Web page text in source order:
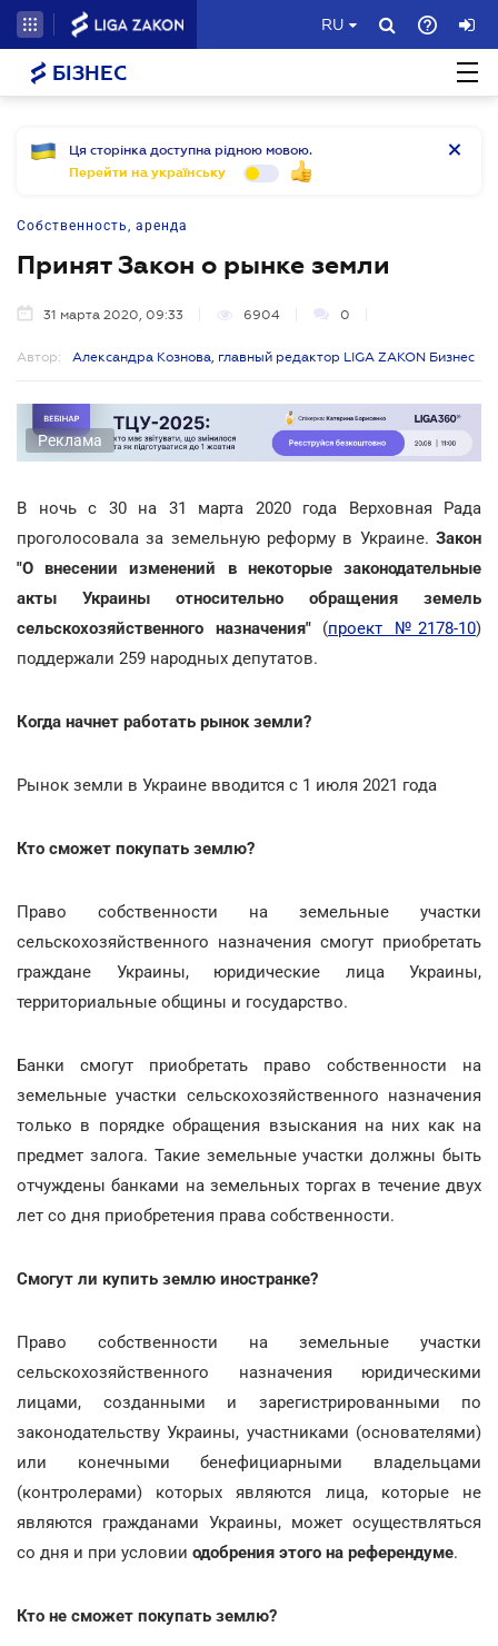
RU
БІЗНЕС
Ця сторінка доступна рідною мовою.
Перейти на українську
Собственность, аренда
Принят Закон о рынке земли
31 марта 2020, 09:33 6904 0
Автор: Александра Кознова, главный редактор LIGA ZAKON Бизнес
Реклама
В ночь с 30 на 31 марта 2020 года Верховная Рада
проголосовала за земельную реформу в Украине. Закон
"О внесении изменений в некоторые законодательные
акты Украины относительно обращения земель
сельскохозяйственного назначения"(проект №2178-10)
поддержали 259 народных депутатов.
Когда начнет работать рынок земли?
Рынок земли в Украине вводится с 1 июля 2021 года
Кто сможет покупать землю?
Право собственности на земельные участки
сельскохозяйственного назначения смогут приобретать
граждане Украины, юридические лица Украины,
территориальные общины и государство.
Банки смогут приобретать право собственности на
земельные участки сельскохозяйственного назначения
только в порядке обращения взыскания на них как на
предмет залога. Такие земельные участки должны быть
отчуждены банками на земельных торгах в течение двух
лет со дня приобретения права собственности.
Смогут ли купить землю иностранке?
Право собственности на земельные участки
сельскохозяйственного назначения юридическими
лицами, созданными и зарегистрированными по
законодательству Украины, участниками (основателями)
или конечными бенефициарными владельцами
(контролерами) которых являются лица, которые не
являются гражданами Украины, может осуществляться
со дня и при условии одобрения этого на референдуме.
Кто не сможет покупать землю?